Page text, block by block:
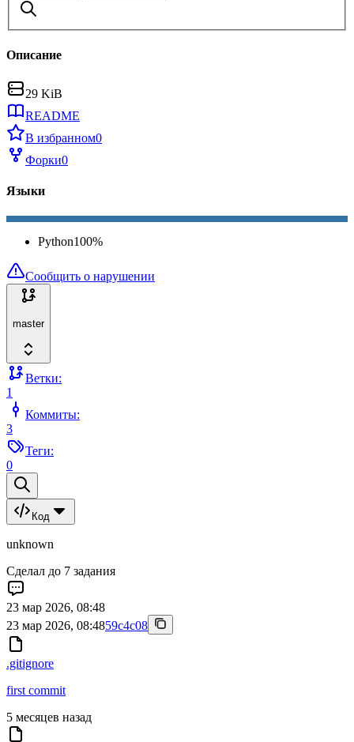
Описание
29 KiB
README
В избранном0
Форки0
Языки
Python100%
Сообщить о нарушении
master
Ветки:
1
Коммиты:
3
Теги:
0
Код
unknown
Сделал до 7 задания
23 мар 2026, 08:48
23 мар 2026, 08:4859c4c08
.gitignore
first commit
5 месяцев назад